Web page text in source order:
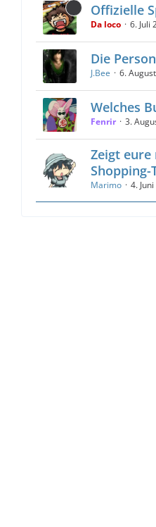
Offizielle
Da loco 6. Juli
Die
J.Bee 6.
Welches
Fenrir 3.
Zeigt
Shopping-
Marimo 4.